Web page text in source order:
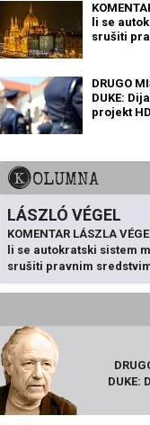
li se
srušiti
DRUGO
DUKE:
projekt
KOLUMNA
LÁSZLÓ VÉGEL
KOMENTAR LÁSZLA
li se autokratski sistem
srušiti pravnim
DUKE: